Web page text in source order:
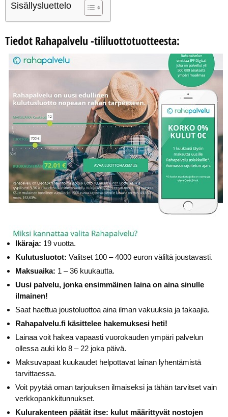
Sisällysluettelo
Tiedot Rahapalvelu -tililuottotuotteesta:
Ikäraja: 19 vuotta.
Kulutusluotot: Valitset 100 – 4000 euron väliltä joustavasti.
Maksuaika: 1 – 36 kuukautta.
Uusi palvelu, jonka ensimmäinen laina on aina sinulle
ilmainen!
Saat haettua joustoluottoa aina ilman vakuuksia ja takaajia.
Rahapalvelu.fi käsittelee hakemuksesi heti!
Lainaa voit hakea vapaasti vuorokauden ympäri palvelun
ollessa auki klo 8 – 22 joka päivä.
Maksuvapaat kuukaudet helpottavat lainan lyhentämistä
tarvittaessa.
Voit pyytää oman tarjouksen ilmaiseksi ja tähän tarvitset vain
verkkopankkitunnukset.
Kulurakenteen päätät itse: kulut määrittyvät nostojen